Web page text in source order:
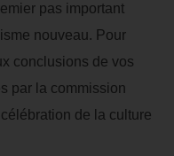
pas important
nouveau. Pour
conclusions de vos
par la commission
de la culture